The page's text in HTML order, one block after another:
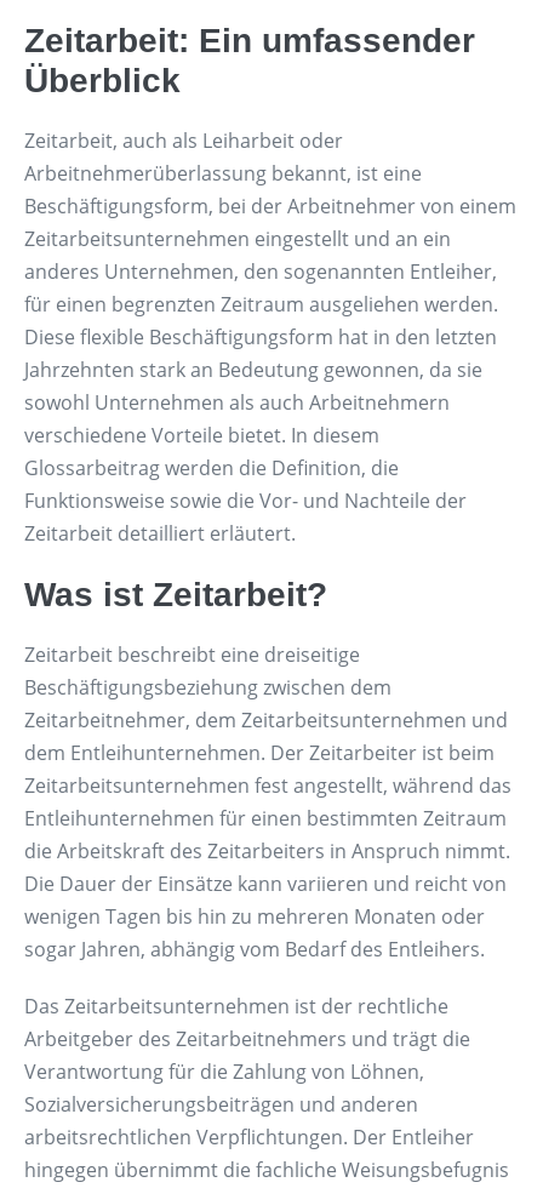
Zeitarbeit: Ein umfassender
Überblick
Zeitarbeit, auch als Leiharbeit oder
Arbeitnehmerüberlassung bekannt, ist eine
Beschäftigungsform, bei der Arbeitnehmer von einem
Zeitarbeitsunternehmen eingestellt und an ein
anderes Unternehmen, den sogenannten Entleiher,
für einen begrenzten Zeitraum ausgeliehen werden.
Diese flexible Beschäftigungsform hat in den letzten
Jahrzehnten stark an Bedeutung gewonnen, da sie
sowohl Unternehmen als auch Arbeitnehmern
verschiedene Vorteile bietet. In diesem
Glossarbeitrag werden die Definition, die
Funktionsweise sowie die Vor- und Nachteile der
Zeitarbeit detailliert erläutert.
Was ist Zeitarbeit?
Zeitarbeit beschreibt eine dreiseitige
Beschäftigungsbeziehung zwischen dem
Zeitarbeitnehmer, dem Zeitarbeitsunternehmen und
dem Entleihunternehmen. Der Zeitarbeiter ist beim
Zeitarbeitsunternehmen fest angestellt, während das
Entleihunternehmen für einen bestimmten Zeitraum
die Arbeitskraft des Zeitarbeiters in Anspruch nimmt.
Die Dauer der Einsätze kann variieren und reicht von
wenigen Tagen bis hin zu mehreren Monaten oder
sogar Jahren, abhängig vom Bedarf des Entleihers.
Das Zeitarbeitsunternehmen ist der rechtliche
Arbeitgeber des Zeitarbeitnehmers und trägt die
Verantwortung für die Zahlung von Löhnen,
Sozialversicherungsbeiträgen und anderen
arbeitsrechtlichen Verpflichtungen. Der Entleiher
hingegen übernimmt die fachliche Weisungsbefugnis